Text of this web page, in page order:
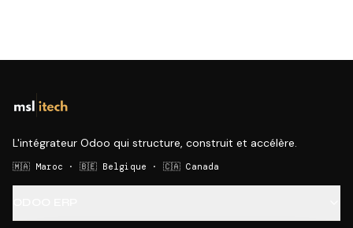
L'intégrateur Odoo qui structure, construit et accélère.
🇲🇦 Maroc · 🇧🇪 Belgique · 🇨🇦 Canada